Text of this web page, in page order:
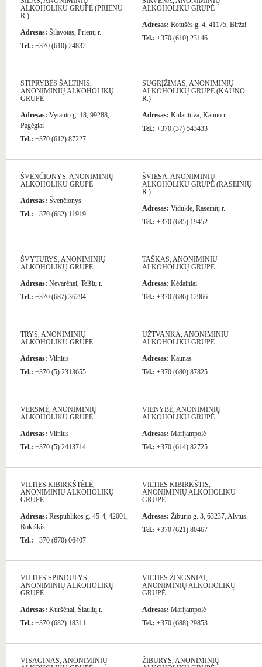
ALKOHOLIKŲ GRUPĖ (PRIENŲ
R.)
Adresas: Šilavotas, Prienų r.
Tel.: +370 (610) 24832
ALKOHOLIKŲ GRUPĖ
Adresas: Rotušės g. 4, 41175, Biržai
Tel.: +370 (610) 23146
STIPRYBĖS ŠALTINIS,
ANONIMINIŲ ALKOHOLIKŲ
GRUPĖ
Adresas: Vytauto g. 18, 99288,
Pagėgiai
Tel.: +370 (612) 87227
SUGRĮŽIMAS, ANONIMINIŲ
ALKOHOLIKŲ GRUPĖ (KAUNO
R.)
Adresas: Kulautuva, Kauno r.
Tel.: +370 (37) 543433
ŠVENČIONYS, ANONIMINIŲ
ALKOHOLIKŲ GRUPĖ
Adresas: Švenčionys
Tel.: +370 (682) 11919
ŠVIESA, ANONIMINIŲ
ALKOHOLIKŲ GRUPĖ (RASEINIŲ
R.)
Adresas: Viduklė, Raseinių r.
Tel.: +370 (685) 19452
ŠVYTURYS, ANONIMINIŲ
ALKOHOLIKŲ GRUPĖ
Adresas: Nevarėnai, Telšių r.
Tel.: +370 (687) 36294
TAŠKAS, ANONIMINIŲ
ALKOHOLIKŲ GRUPĖ
Adresas: Kėdainiai
Tel.: +370 (686) 12966
TRYS, ANONIMINIŲ
ALKOHOLIKŲ GRUPĖ
Adresas: Vilnius
Tel.: +370 (5) 2313655
UŽTVANKA, ANONIMINIŲ
ALKOHOLIKŲ GRUPĖ
Adresas: Kaunas
Tel.: +370 (680) 87825
VERSMĖ, ANONIMINIŲ
ALKOHOLIKŲ GRUPĖ
Adresas: Vilnius
Tel.: +370 (5) 2413714
VIENYBĖ, ANONIMINIŲ
ALKOHOLIKŲ GRUPĖ
Adresas: Marijampolė
Tel.: +370 (614) 82725
VILTIES KIBIRKŠTĖLĖ,
ANONIMINIŲ ALKOHOLIKŲ
GRUPĖ
Adresas: Respublikos g. 45-4, 42001,
Rokiškis
Tel.: +370 (670) 06407
VILTIES KIBIRKŠTIS,
ANONIMINIŲ ALKOHOLIKŲ
GRUPĖ
Adresas: Žiburio g. 3, 63237, Alytus
Tel.: +370 (621) 80467
VILTIES SPINDULYS,
ANONIMINIŲ ALKOHOLIKŲ
GRUPĖ
Adresas: Kuršėnai, Šiaulių r.
Tel.: +370 (682) 18311
VILTIES ŽINGSNIAI,
ANONIMINIŲ ALKOHOLIKŲ
GRUPĖ
Adresas: Marijampolė
Tel.: +370 (688) 29853
VISAGINAS, ANONIMINIŲ
ŽIBURYS, ANONIMINIŲ